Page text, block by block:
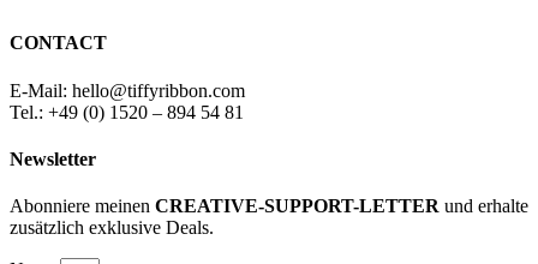
CONTACT
E-Mail: hello@tiffyribbon.com
Tel.: +49 (0) 1520 – 894 54 81
Newsletter
Abonniere meinen CREATIVE-SUPPORT-LETTER und erhalte
zusätzlich exklusive Deals.